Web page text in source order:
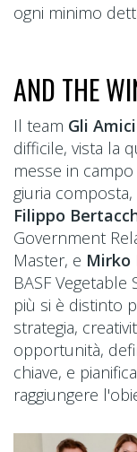
ogni minimo
AND THE
Il team Gli
difficile, vista la
messe in
giuria
Filippo
Government
Master, e Mirko
BASF
più si è distinto
strategia,
opportunità,
chiave, e
raggiungere